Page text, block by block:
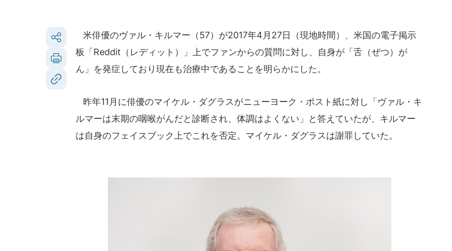
米俳優のヴァル・キルマー（57）が2017年4月27日（現地時間）、米国の電子掲示
板「Reddit（レディット）」上でファンからの質問に対し、自身が「舌（ぜつ）が
ん」を発症しており現在も治療中であることを明らかにした。
昨年11月に俳優のマイケル・ダグラスがニューヨーク・ポスト紙に対し「ヴァル・キ
ルマーは末期の咽喉がんだと診断され、体調はよくない」と答えていたが、キルマー
は自身のフェイスブック上でこれを否定。マイケル・ダグラスは謝罪していた。